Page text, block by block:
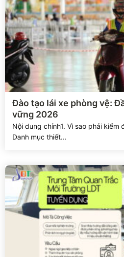
Xem chi tiết
Đào tạo lái xe phòng vệ:
vững 2026
Nội dung chính1. Vì sao phải kiểm
Danh mục thiết...